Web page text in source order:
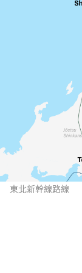
東北新幹線路線